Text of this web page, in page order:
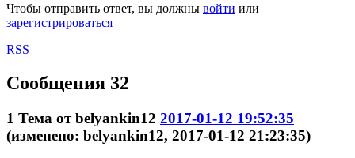
Чтобы отправить ответ, вы должны войти или
зарегистрироваться
RSS
Сообщения 32
1 Тема отbelyankin12 2017-01-12 19:52:35
(изменено: belyankin12, 2017-01-12 21:23:35)